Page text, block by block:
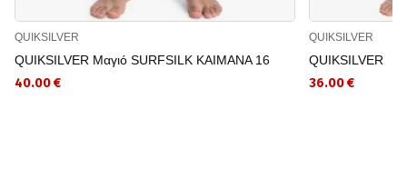
QUIKSILVER
QUIKSILVER Μαγιό SURFSILK KAIMANA 16
40.00 €
QUIKSILVER
QUIKSILVER
36.00 €